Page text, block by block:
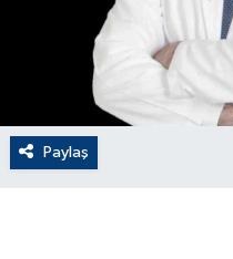
Paylaş
EKONOMİ
English News
Finans